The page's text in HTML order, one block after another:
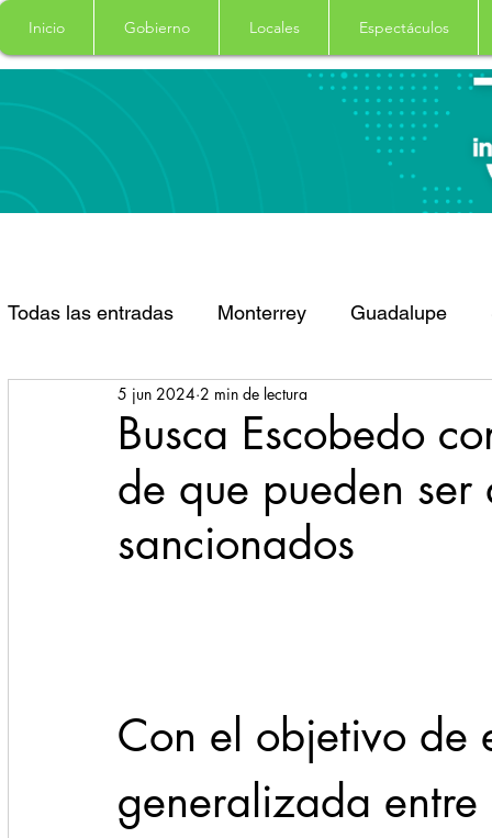
Inicio Gobierno Locales Espectáculos
Todas las entradas Monterrey Guadalupe
Santa Catarina San Pedro Garza Garcia
Espectaculos Clima Principal Salud
Busca Escobedo
de que pueden ser
sancionados
5 jun 2024 2 min de lectura
Con el objetivo
generalizada